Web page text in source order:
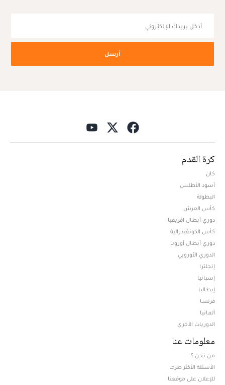
أرسل
كرة القدم
كان
أسود الأطلس
البطولة
كأس العرش
دوري أبطال افريقيا
كأس الكونفيدرالية
دوري أبطال أوروبا
الدوري الأوروبي
إنجلترا
إسبانيا
إيطاليا
فرنسا
ألمانيا
الدوريات الأخرى
معلومات عنا
من نحن ؟
الأسئلة الأكثر طرحا
للإعلان على موقعنا